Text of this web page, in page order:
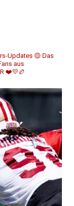
Updates 🟡 Das
aus
❤️💛🏉